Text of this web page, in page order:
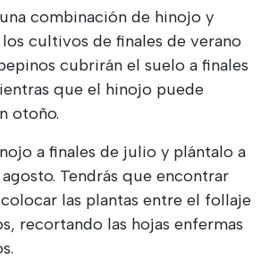
combinación de hinojo y
cultivos de finales de verano
cubrirán el suelo a finales
que el hinojo puede
otoño.
a finales de julio y plántalo a
Tendrás que encontrar
las plantas entre el follaje
recortando las hojas enfermas